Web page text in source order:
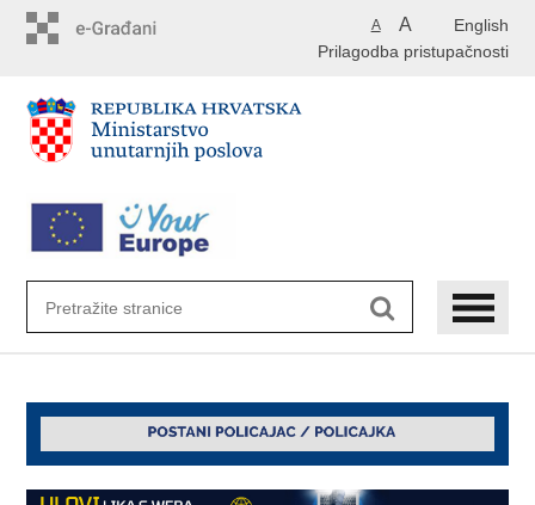
English
A A
Prilagodba pristupačnosti